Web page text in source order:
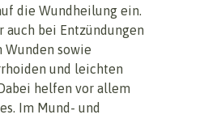
die Wundheilung ein.
auch bei Entzündungen
Wunden sowie
und leichten
helfen vor allem
Im Mund- und